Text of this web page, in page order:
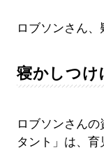
ロブソンさん、
寝かしつ
ロブソンさん
タント」は、